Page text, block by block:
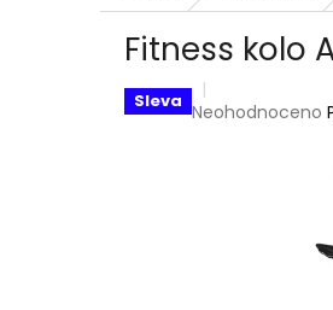
Fitness kolo
Sleva Průměrné
Neohodnoceno